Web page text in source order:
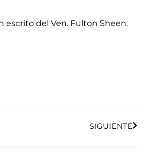
escrito del Ven. Fulton Sheen.
SIGUIENTE